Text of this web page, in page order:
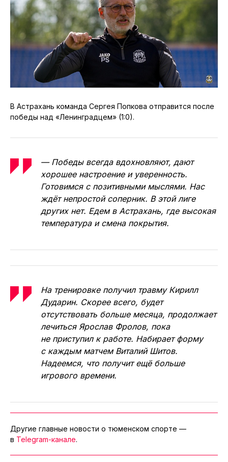
В Астрахань команда Сергея Попкова отправится после
победы над «Ленинградцем» (1:0).
— Победы всегда вдохновляют, дают
хорошее настроение и уверенность.
Готовимся с позитивными мыслями. Нас
ждёт непростой соперник. В этой лиге
других нет. Едем в Астрахань, где высокая
температура и смена покрытия.
На тренировке получил травму Кирилл
Дударин. Скорее всего, будет
отсутствовать больше месяца, продолжает
лечиться Ярослав Фролов, пока
не приступил к работе. Набирает форму
с каждым матчем Виталий Шитов.
Надеемся, что получит ещё больше
игрового времени.
Другие главные новости о тюменском спорте —
в Telegram-канале.